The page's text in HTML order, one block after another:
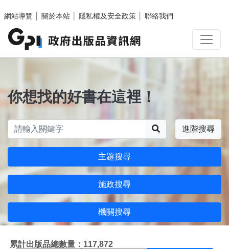
網站導覽
關於本站 隱私權及安全政策 聯絡我們
你想找的好書在這裡！
進階搜尋
主題搜尋
施政搜尋
機關搜尋
累計出版品總數量：117,872
機關搜尋結果頁面